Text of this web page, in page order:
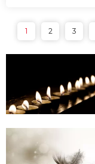
1 2 3